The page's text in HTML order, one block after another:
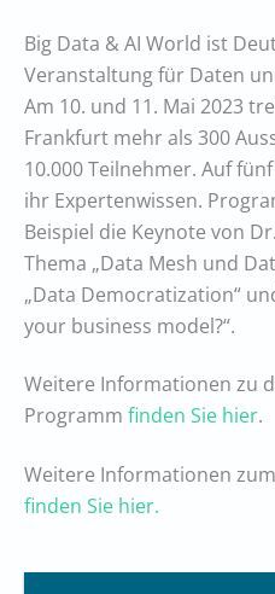
Big Data & AI World ist
Veranstaltung für Daten
Am 10. und 11. Mai 2023
Frankfurt mehr als 300
10.000 Teilnehmer. Auf
ihr Expertenwissen.
Beispiel die Keynote von
Thema „Data Mesh und
„Data Democratization“
your business model?“.
Weitere Informationen zu
Programm finden Sie hier.
Weitere Informationen
finden Sie hier.